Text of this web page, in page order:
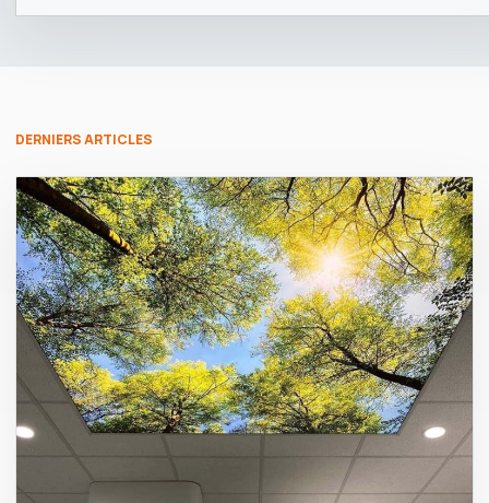
DERNIERS ARTICLES